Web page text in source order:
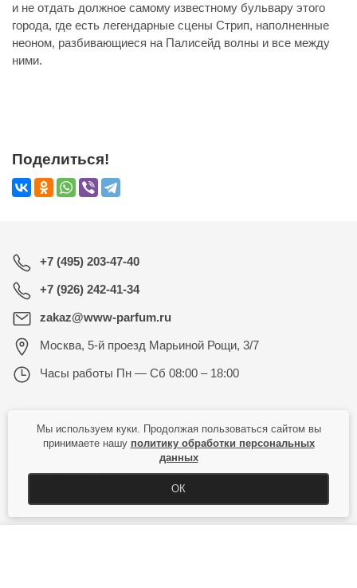
и не отдать должное самому известному бульвару этого
города, где есть легендарные сцены Стрип, наполненные
неоном, разбивающиеся на Палисейд волны и все между
ними.
Поделиться!
+7 (495) 203-47-40
+7 (926) 242-41-34
zakaz@www-parfum.ru
Москва, 5-й проезд Марьиной Рощи, 3/7
Часы работы Пн — Сб 08:00 – 18:00
КАТАЛОГ
ПОКУПАТЕЛЮ
Мы используем куки. Продолжая пользоваться сайтом вы
принимаете нашу политику обработки персональных
данных
ОК